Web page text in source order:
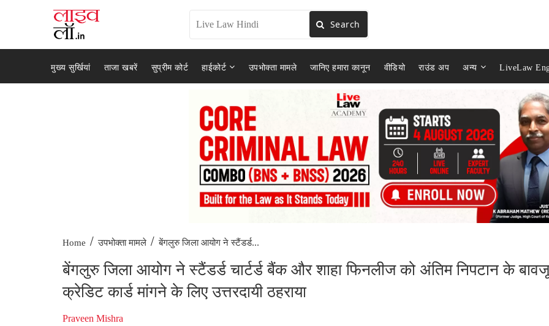
Search
मुख्य सुर्खियां ताजा खबरें सुप्रीम कोर्ट हाईकोर्ट उपभोक्ता मामले जानिए हमारा कानून वीडियो राउंड अप अन्य LiveLaw
Home / उपभोक्ता मामले / बेंगलुरु जिला आयोग ने स्टैंडर्ड...
बेंगलुरु जिला आयोग ने स्टैंडर्ड चार्टर्ड बैंक और शाहा फिनलीज को अंतिम निपटान के
क्रेडिट कार्ड मांगने के लिए उत्तरदायी ठहराया
Praveen Mishra